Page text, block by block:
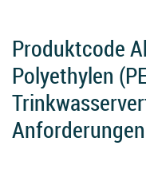
Produktcode
Polyethylen